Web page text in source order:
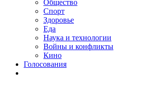
Общество
Спорт
Здоровье
Еда
Наука и технологии
Войны и конфликты
Кино
Голосования